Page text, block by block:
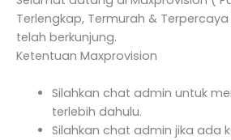
Terlengkap, Termurah &
telah berkunjung.
Ketentuan Maxprovision
Silahkan chat admin untuk
terlebih dahulu.
Silahkan chat admin jika ada